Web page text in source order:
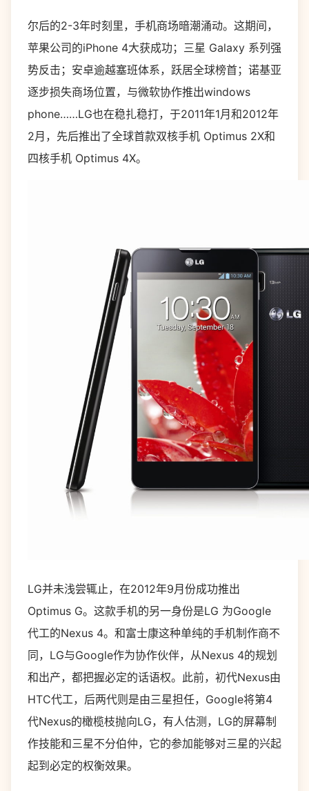
尔后的2-3年时刻里，手机商场暗潮涌动。这期间，
苹果公司的iPhone 4大获成功；三星 Galaxy 系列强
势反击；安卓逾越塞班体系，跃居全球榜首；诺基亚
逐步损失商场位置，与微软协作推出windows
phone……LG也在稳扎稳打，于2011年1月和2012年
2月，先后推出了全球首款双核手机 Optimus 2X和
四核手机 Optimus 4X。
LG并未浅尝辄止，在2012年9月份成功推出
Optimus G。这款手机的另一身份是LG 为Google
代工的Nexus 4。和富士康这种单纯的手机制作商不
同，LG与Google作为协作伙伴，从Nexus 4的规划
和出产，都把握必定的话语权。此前，初代Nexus由
HTC代工，后两代则是由三星担任，Google将第4
代Nexus的橄榄枝抛向LG，有人估测，LG的屏幕制
作技能和三星不分伯仲，它的参加能够对三星的兴起
起到必定的权衡效果。